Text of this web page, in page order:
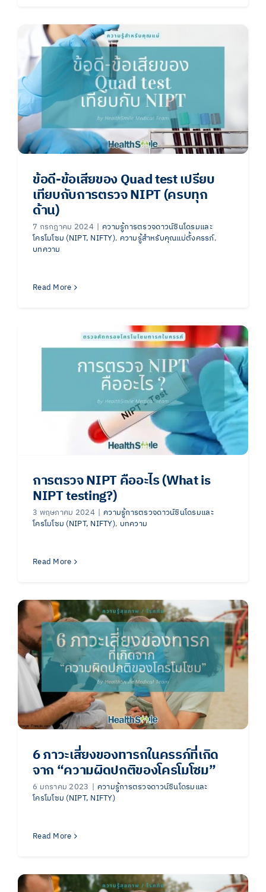
ข้อดี-ข้อเสียของ Quad test เปรียบ
เทียบกับการตรวจ NIPT (ครบทุก
ด้าน)
7 กรกฎาคม 2024 | ความรู้การตรวจดาวน์ซินโดรมและ
โครโมโซม (NIPT, NIFTY), ความรู้สำหรับคุณแม่ตั้งครรภ์,
บทความ
Read More
การตรวจ NIPT คืออะไร (What is
NIPT testing?)
3 พฤษภาคม 2024 | ความรู้การตรวจดาวน์ซินโดรมและ
โครโมโซม (NIPT, NIFTY), บทความ
Read More
6 ภาวะเสี่ยงของทารกในครรภ์ที่เกิด
จาก “ความผิดปกติของโครโมโซม”
6 มกราคม 2023 | ความรู้การตรวจดาวน์ซินโดรมและ
โครโมโซม (NIPT, NIFTY)
Read More